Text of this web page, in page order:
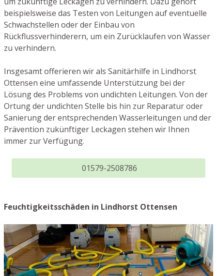
beispielsweise das Testen von Leitungen auf eventuelle
Schwachstellen oder der Einbau von
Rückflussverhinderern, um ein Zurücklaufen von Wasser
zu verhindern.
Insgesamt offerieren wir als Sanitärhilfe in Lindhorst
Ottensen eine umfassende Unterstützung bei der
Lösung des Problems von undichten Leitungen. Von der
Ortung der undichten Stelle bis hin zur Reparatur oder
Sanierung der entsprechenden Wasserleitungen und der
Prävention zukünftiger Leckagen stehen wir Ihnen
immer zur Verfügung.
01579-2508786
Feuchtigkeitsschäden in Lindhorst Ottensen